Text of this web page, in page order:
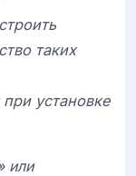
таких
установке
или